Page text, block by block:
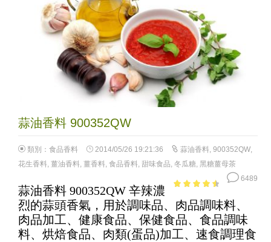
蒜油香料 900352QW
類別： 食品香料 2014/05/26 19:21:36 蒜油香料, 900352QW,
花生香料, 薑油香料, 薑香料, 食品香料, 甜味食品, 冬瓜糖, 黑糖薑母茶
6489
of 5
蒜油香料 900352QW 辛辣濃
烈的蒜頭香氣，用於調味品、肉品調味料、
肉品加工、健康食品、保健食品、食品調味
料、烘焙食品、肉類(蛋品)加工、速食調理食